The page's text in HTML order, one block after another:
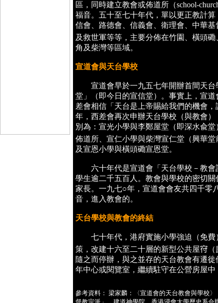
區，同時建立教會或佈道所（school-
福音。五十至七十年代，單以更正教計
信會、路德會、信義會、衛理會、中華
及救世軍等等，主要分佈在竹園、橫頭
角及柴灣等區域。
宣道會與天台學校
宣道會早於一九五七年開辦首間天台
堂」（即今日的宣信堂）。事實上，宣
差會相信「天台是上帝賜給我們的機會
年，西差會再次申辦天台學校（與教會
別為：宣光小學與李鄭屋堂（即深水兪
佈道所、宣仁小學與柴灣宣仁堂（興華
及宣恩小學與橫頭磡宣恩堂。
六十年代是宣道會「天台學校－教會
學生逾二千五百人。教會與學校的密切
家長。一九七○年，宣道會會友共四千零
音，進入教會的。
天台學校與教會的終結
七十年代，港府實施小學強迫（免費
策，改建十六至二十層的新型公共屋𡧛
隨之而停辦，與之並存的天台教會有遷
年中心或閱覽室，繼續駐守在公營房屋
參考資料： 梁家麟：〈宣道會的天台教會與學校